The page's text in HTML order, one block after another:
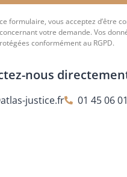
formulaire, vous acceptez d’être
votre demande. Vos
conformément au RGPD.
nous
justice.fr 01 45 06